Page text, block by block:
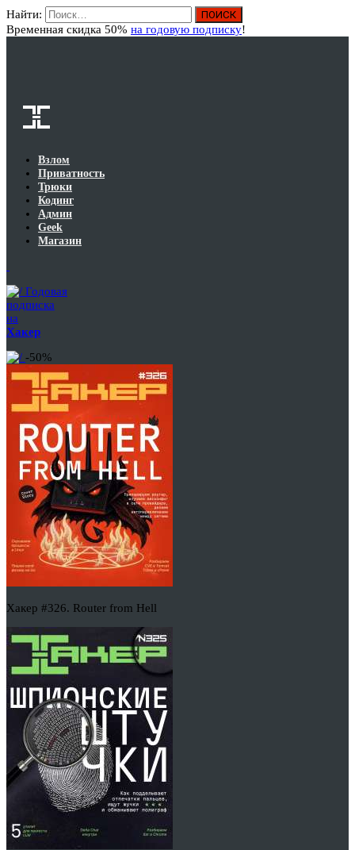
Найти:
Временная скидка 50% на годовую подписку!
Взлом
Приватность
Трюки
Кодинг
Админ
Geek
Магазин
Годовая
подписка
на
Хакер
-50%
Хакер #326. Router from Hell